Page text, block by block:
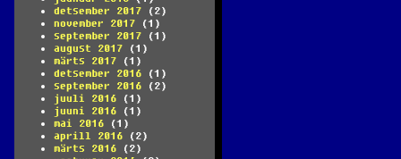
detsember 2017 (2)
november 2017 (1)
september 2017 (1)
august 2017 (1)
märts 2017 (1)
detsember 2016 (1)
september 2016 (2)
juuli 2016 (1)
juuni 2016 (1)
mai 2016 (1)
aprill 2016 (2)
märts 2016 (2)